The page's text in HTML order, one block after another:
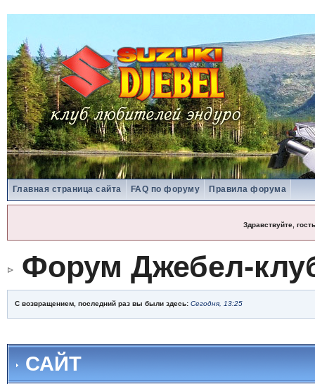
Главная страница сайта FAQ по форуму Правила форума
Здравствуйте, гость
Форум Джебел-
С возвращением, последний раз вы были здесь: Сегодня, 13:25
САЙТ